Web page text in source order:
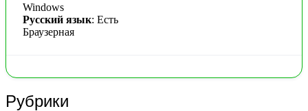
Windows
Русский язык: Есть
Браузерная
Рубрики